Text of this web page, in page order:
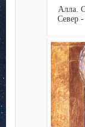
Алла.
Север